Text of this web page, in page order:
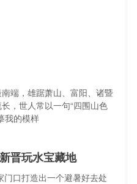
端，雄踞萧山、富阳、诸暨
，世人常以一句“四围山色
我的模样
晋玩水宝藏地
口打造出一个避暑好去处